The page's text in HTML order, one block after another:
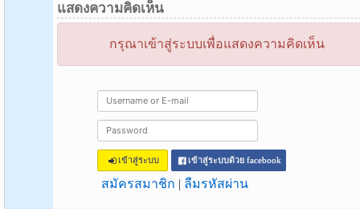
แสดงความคิดเห็น
กรุณาเข้าสู่ระบบเพื่อแสดงความคิดเห็น
เข้าสู่ระบบ เข้าสู่ระบบด้วย facebook
สมัครสมาชิก | ลืมรหัสผ่าน